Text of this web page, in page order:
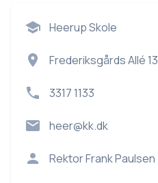
Heerup Skole
Frederiksgårds Allé 13
3317 1133
heer@kk.dk
RektorFrank Paulsen